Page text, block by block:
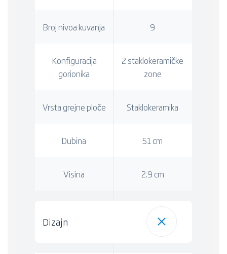
Broj nivoa kuvanja 9
Konfiguracija
gorionika
2 staklokeramičke
zone
Vrsta grejne ploče Staklokeramika
Dubina 51 cm
Visina 2.9 cm
Dizajn